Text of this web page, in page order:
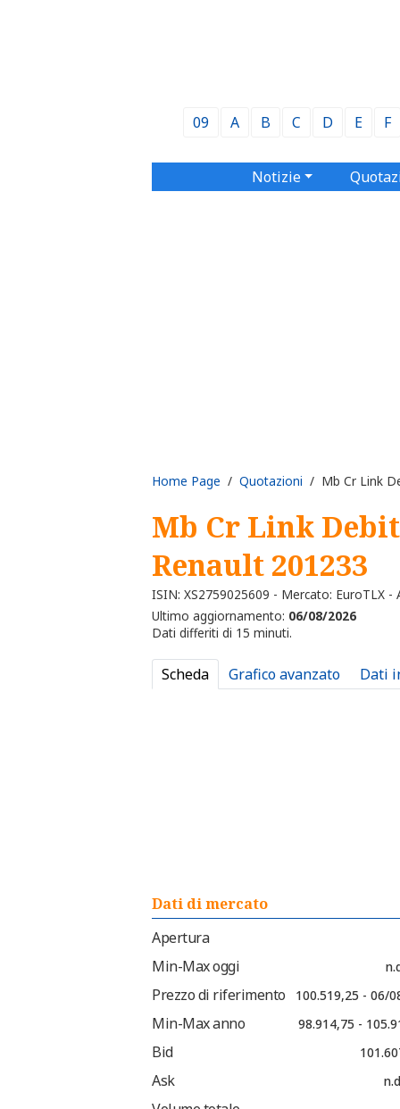
09 A B C D E F
Notizie
Home Page / Quotazioni / Mb Cr Link
Mb Cr Link
Renault 201233
ISIN: XS2759025609 - Mercato: EuroTLX -
Ultimo aggiornamento: 06/08/2026
Dati differiti di 15 minuti.
Scheda Grafico avanzato Dati
Dati di mercato
Apertura
Min-Max oggi
Prezzo di riferimento 100.519,25 - 06/
Min-Max anno 98.914,75 -
Bid
Ask